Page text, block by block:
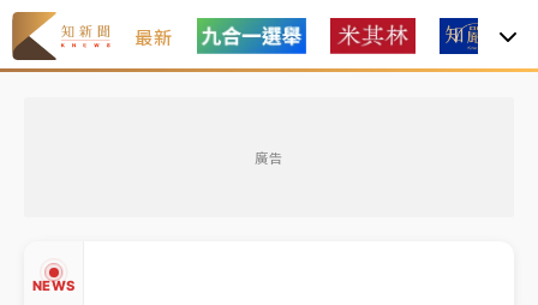
最新
廣告
NEWS
故宮《龍藏經》特展第2檔！今線上預約開賣一度塞車
周六起展出延長至晚上7時